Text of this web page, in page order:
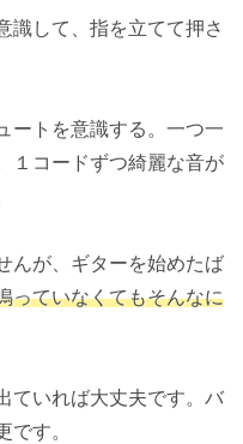
識して、指を立てて押さ
ートを意識する。一つ一
１コードずつ綺麗な音が
んが、ギターを始めたば
っていなくてもそんなに
ていれば大丈夫です。バ
です。